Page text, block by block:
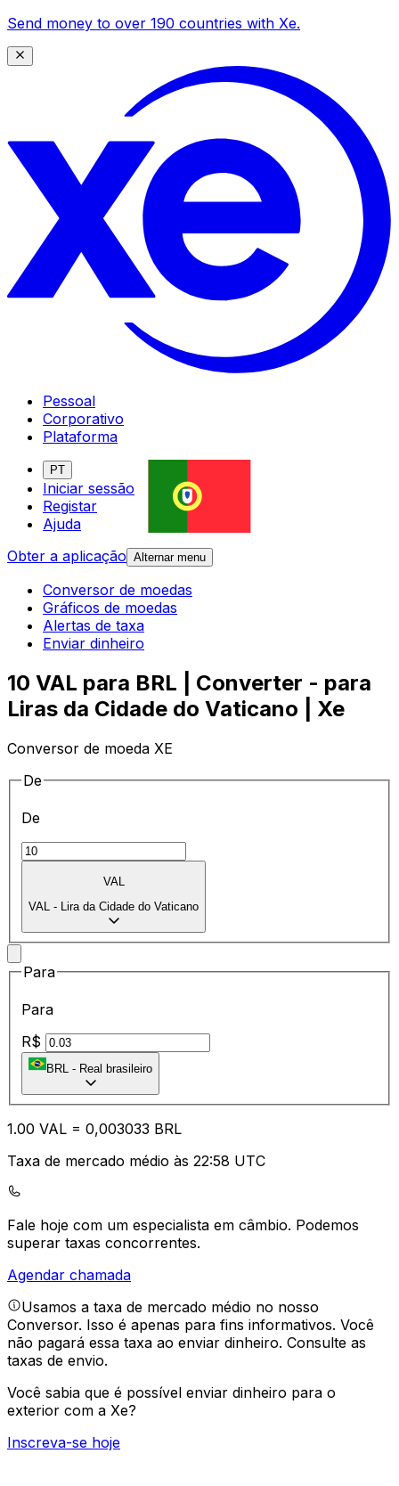
Send money to over 190 countries with Xe.
Pessoal
Corporativo
Plataforma
PT
Iniciar sessão
Registar
Ajuda
Obter a aplicação Alternar menu
Conversor de moedas
Gráficos de moedas
Alertas de taxa
Enviar dinheiro
10 VAL para BRL | Converter - para
Liras da Cidade do Vaticano | Xe
Conversor de moeda XE
De
De
VAL
VAL - Lira da Cidade do Vaticano
Para
Para
R$
BRL - Real brasileiro
1.00 VAL = 0,003033 BRL
Taxa de mercado médio às 22:58 UTC
Fale hoje com um especialista em câmbio. Podemos
superar taxas concorrentes.
Agendar chamada
Usamos a taxa de mercado médio no nosso
Conversor. Isso é apenas para fins informativos. Você
não pagará essa taxa ao enviar dinheiro. Consulte as
taxas de envio.
Você sabia que é possível enviar dinheiro para o
exterior com a Xe?
Inscreva-se hoje